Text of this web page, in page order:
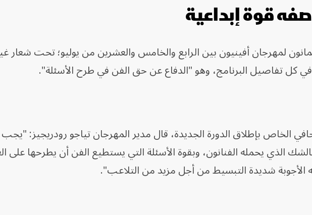
قوة إبداعية
لمهرجان أفينيون بين الرابع والخامس والعشرين من يوليو؛ تحت شعار
كل تفاصيل البرنامج، وهو "الدفاع عن حق الفن في طرح الأسئلة".
الخاص بإطلاق الدورة الجديدة، قال مدير المهرجان تياجو رودريجيز:
الذي يحمله الفنانون، وبقوة الأسئلة التي يستطيع الفن أن يطرحها على
شديدة التبسيط من أجل مزيد من التلاعب".